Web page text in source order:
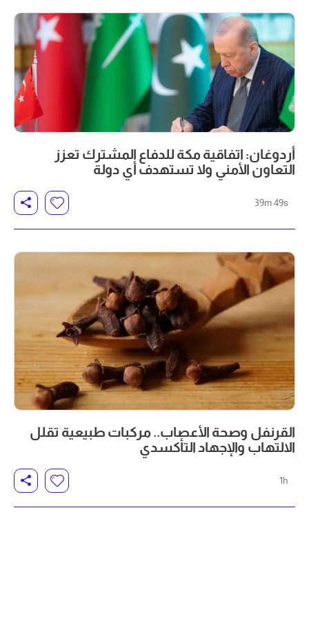
أردوغان: اتفاقية مكة للدفاع المشترك تعزز
التعاون الأمني ولا تستهدف أي دولة
39m 49s
القرنفل وصحة الأعصاب.. مركبات طبيعية تقلل
الالتهاب والإجهاد التأكسدي
1h